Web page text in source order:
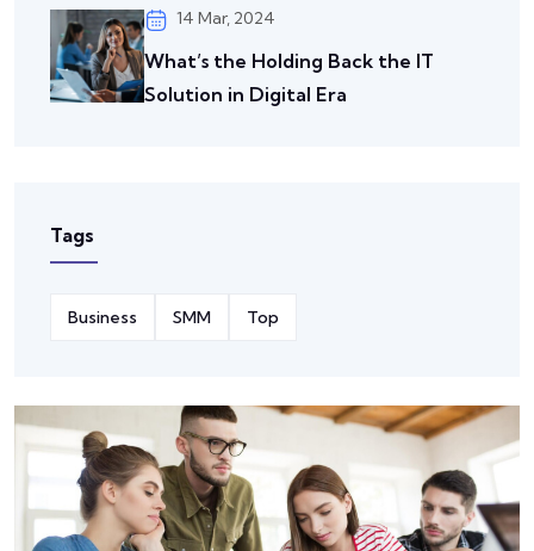
14 Mar, 2024
What’s the Holding Back the IT
Solution in Digital Era
Tags
Business SMM Top